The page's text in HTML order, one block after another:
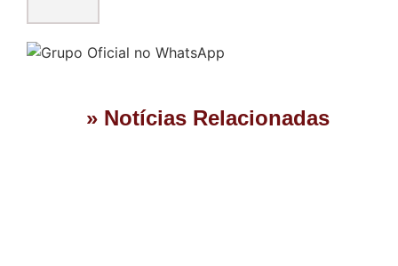
» Notícias Relacionadas